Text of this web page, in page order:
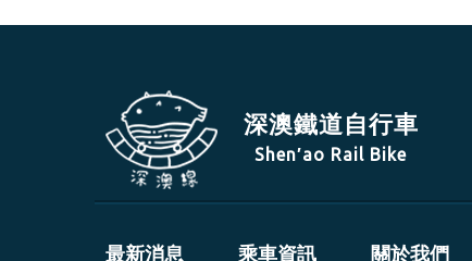
深澳鐵道自行車
Shen′ao Rail Bike
最新消息 乘車資訊 關於我們